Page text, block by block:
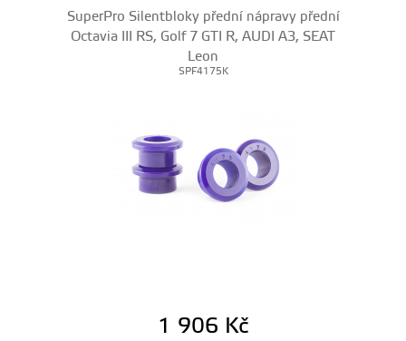
SuperPro Silentbloky přední nápravy přední
Octavia III RS, Golf 7 GTI R, AUDI A3, SEAT
Leon
SPF4175K
1 906 Kč